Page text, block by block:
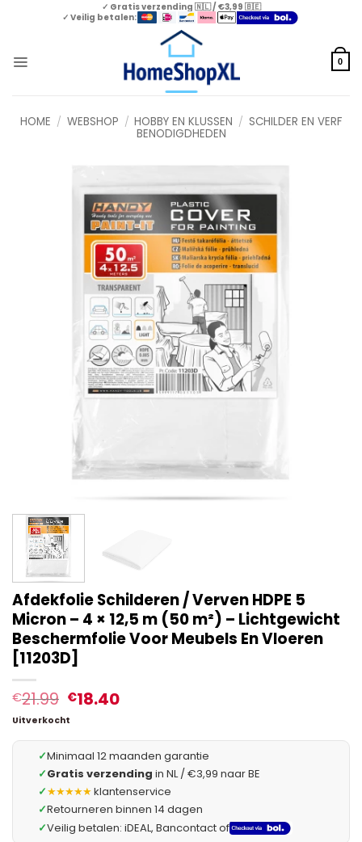
✓ Gratis verzending 🇳🇱 / €3,99 🇧🇪
✓ Veilig betalen:
0
HOME / WEBSHOP / HOBBY EN KLUSSEN / SCHILDER EN VERF
BENODIGDHEDEN
Afdekfolie Schilderen / Verven HDPE 5
Micron – 4 × 12,5 m (50 m²) – Lichtgewicht
Beschermfolie Voor Meubels En Vloeren
[11203D]
€21.99 €18.40
Uitverkocht
✓Minimaal 12 maanden garantie
✓Gratis verzending in NL / €3,99 naar BE
✓★★★★★klantenservice
✓Retourneren binnen 14 dagen
✓Veilig betalen: iDEAL, Bancontact of